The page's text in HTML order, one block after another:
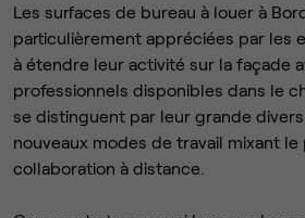
Les surfaces de bureau à louer à
particulièrement appréciées par les
à étendre leur activité sur la façade
professionnels disponibles dans le
se distinguent par leur grande
nouveaux modes de travail mixant
collaboration à distance.